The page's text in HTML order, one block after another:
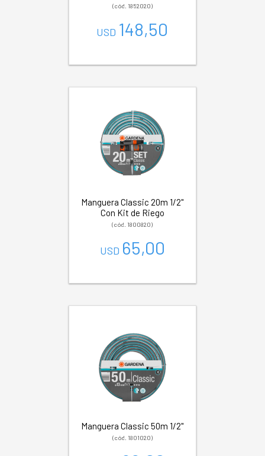
(cód. 1852020)
USD 148,50
Manguera Classic 20m 1/2"
Con Kit de Riego
(cód. 1800820)
USD 65,00
Manguera Classic 50m 1/2"
(cód. 1801020)